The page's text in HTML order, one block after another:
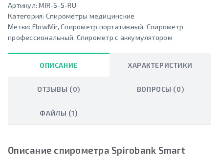
Артикул:MIR-S-S-RU
Категория: Спирометры медицинские
Метки: FlowMir, Спирометр портативный, Спирометр
профессиональный, Спирометр с аккумулятором
ОПИСАНИЕ ХАРАКТЕРИСТИКИ
ОТЗЫВЫ (0) ВОПРОСЫ (0)
ФАЙЛЫ (1)
Описание спирометра Spirobank Smart